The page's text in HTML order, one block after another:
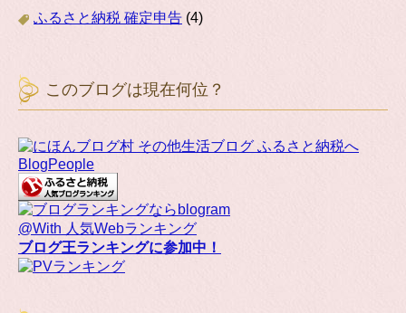
ふるさと納税 確定申告 (4)
このブログは現在何位？
BlogPeople
@With 人気Webランキング
ブログ王ランキングに参加中！